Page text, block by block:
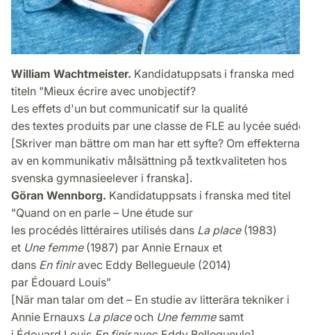
William Wachtmeister. Kandidatuppsats i franska med
titeln "Mieux écrire avec unobjectif?
Les effets d'un but communicatif sur la qualité
des textes produits par une classe de FLE au lycée
[Skriver man bättre om man har ett syfte? Om effekterna
av en kommunikativ målsättning på textkvaliteten hos
svenska gymnasieelever i franska].
Göran Wennborg. Kandidatuppsats i franska med titel
"Quand on en parle – Une étude sur
les procédés littéraires utilisés dans La place (1983)
et Unefemme (1987) par Annie Ernaux et
dans En finiravec Eddy Bellegueule (2014)
par Édouard Louis”
[När man talar om det – En studie av litterära tekniker i
Annie Ernauxs La placeoch Unefemme samt